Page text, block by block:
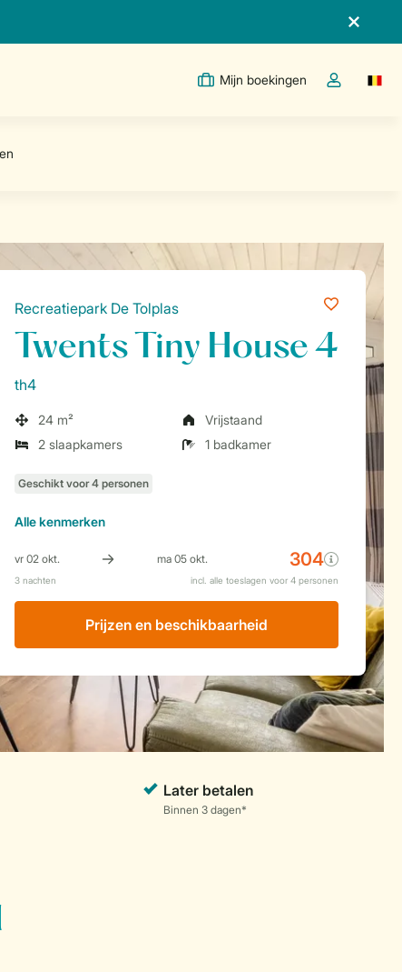
Mijn boekingen
Open de
Recreatiepark De Tolplas
Twents Tiny House 4
th4
24 m²
Vrijstaand
2 slaapkamers
1 badkamer
Allekenmerken
Prijzen en beschikbaarheid